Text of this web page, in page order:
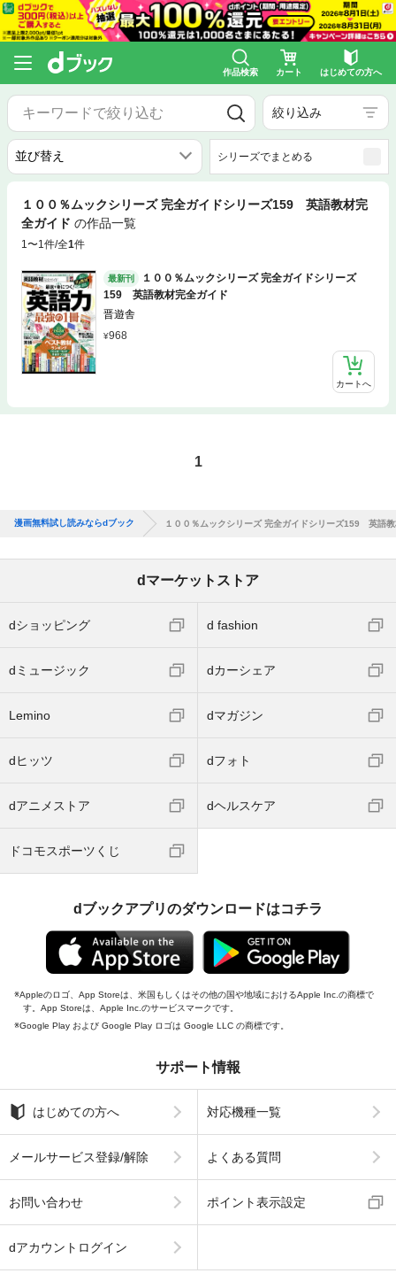
作品検索 カート はじめての方へ
絞り込み
シリーズでまとめる
１００％ムックシリーズ 完全ガイドシリーズ159 英語教材完
全ガイド の作品一覧
1〜1件/全1件
最新刊
１００％ムックシリーズ 完全ガイドシリーズ
159 英語教材完全ガイド
晋遊舎
968
カートへ
1
漫画無料試し読みならdブック １００％ムックシリーズ 完全ガイドシリーズ159 英語
dマーケットストア
dショッピング d fashion
dミュージック dカーシェア
Lemino dマガジン
dヒッツ dフォト
dアニメストア dヘルスケア
ドコモスポーツくじ
dブックアプリのダウンロードはコチラ
Appleのロゴ、App Storeは、米国もしくはその他の国や地域におけるApple Inc.の商標で
す。App Storeは、Apple Inc.のサービスマークです。
Google Play および Google Play ロゴは Google LLC の商標です。
サポート情報
はじめての方へ 対応機種一覧
メールサービス登録/解除 よくある質問
お問い合わせ ポイント表示設定
dアカウントログイン